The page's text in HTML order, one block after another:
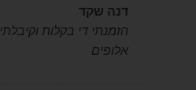
דורג 5מתוך
דנה שקד
הזמנתי די בקלות
אלופים